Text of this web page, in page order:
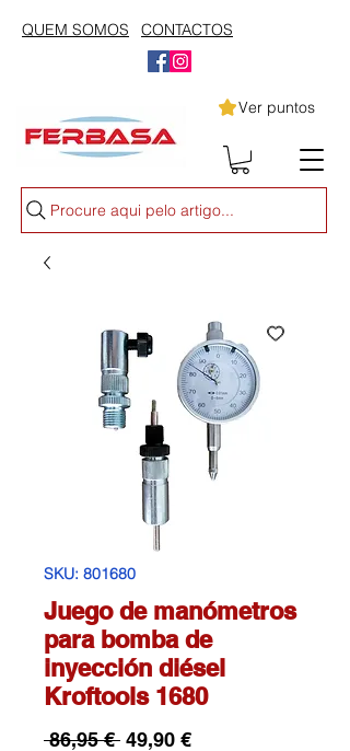
QUEM SOMOS CONTACTOS
Ver puntos
Procure aqui pelo artigo...
SKU: 801680
Juego de manómetros
para bomba de
inyección diésel
Kroftools 1680
86,95 € Precio
49,90 €Precio